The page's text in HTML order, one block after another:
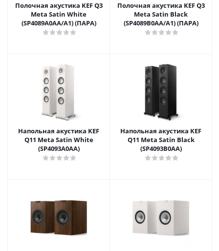
Полочная акустика KEF Q3
Meta Satin White
(SP4089A0AA/A1) (ПАРА)
Полочная акустика KEF Q3
Meta Satin Black
(SP4089B0AA/A1) (ПАРА)
Напольная акустика KEF
Q11 Meta Satin White
(SP4093A0AA)
Напольная акустика KEF
Q11 Meta Satin Black
(SP4093B0AA)